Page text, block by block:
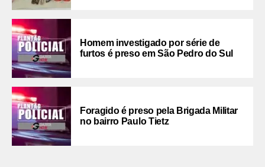
Homem investigado por série de
furtos é preso em São Pedro do Sul
Foragido é preso pela Brigada Militar
no bairro Paulo Tietz